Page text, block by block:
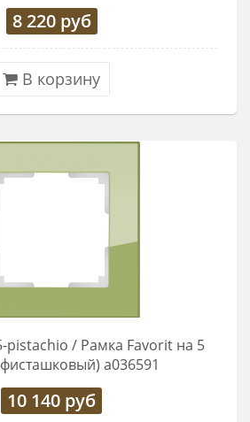
8 220руб
В корзину
pistachio / Рамка Favorit на 5
a036591
10 140 руб